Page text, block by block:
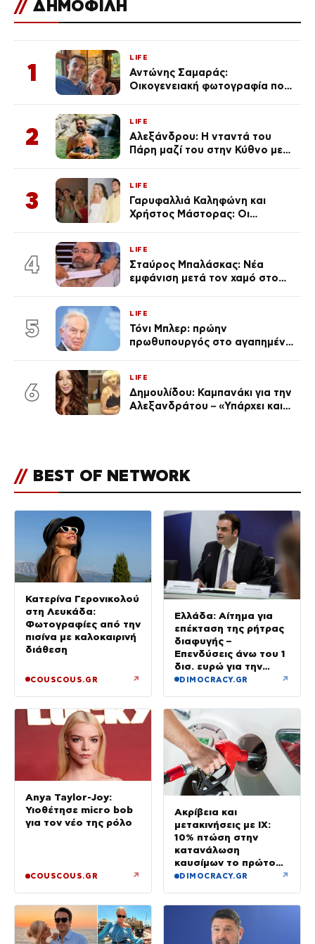
// ΔΗΜΟΦΙΛΗ
1
LIFE
Αντώνης Σαμαράς:
Οικογενειακή φωτογραφία που
Λένας
2
LIFE
Αλεξάνδρου: Η νταντά του
Πάρη μαζί του στην Κύθνο με
3
LIFE
Γαρυφαλλιά Καληφώνη και
Χρήστος Μάστορας: Οι
απαρατήρητη
4
LIFE
Σταύρος Μπαλάσκας: Νέα
εμφάνιση μετά τον χαμό στο
5
LIFE
Τόνι Μπλερ: πρώην
πρωθυπουργός στο αγαπημένο
6
LIFE
Δημουλίδου: Καμπανάκι για την
Αλεξανδράτου – «Υπάρχει και
// BEST OF NETWORK
Κατερίνα Γερονικολού
στη Λευκάδα:
Φωτογραφίες από την
πισίνα με καλοκαιρινή
διάθεση
COUSCOUS.GR ↗
Ελλάδα: Αίτημα για
επέκταση της ρήτρας
διαφυγής –
Επενδύσεις άνω του 1
δισ. ευρώ για την
Ενέργεια έως το 2028
DIMOCRACY.GR ↗
Anya Taylor-Joy:
Υιοθέτησε micro bob
για τον νέο της ρόλο
COUSCOUS.GR ↗
Ακρίβεια και
μετακινήσεις με ΙΧ:
10% πτώση στην
κατανάλωση
καυσίμων το πρώτο
εξάμηνο του έτους
DIMOCRACY.GR ↗